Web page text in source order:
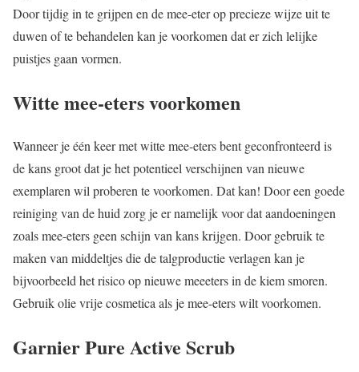
Door tijdig in te grijpen en de mee-eter op precieze wijze uit te
duwen of te behandelen kan je voorkomen dat er zich lelijke
puistjes gaan vormen.
Witte mee-eters voorkomen
Wanneer je één keer met witte mee-eters bent geconfronteerd is
de kans groot dat je het potentieel verschijnen van nieuwe
exemplaren wil proberen te voorkomen. Dat kan! Door een goede
reiniging van de huid zorg je er namelijk voor dat aandoeningen
zoals mee-eters geen schijn van kans krijgen. Door gebruik te
maken van middeltjes die de talgproductie verlagen kan je
bijvoorbeeld het risico op nieuwe meeeters in de kiem smoren.
Gebruik olie vrije cosmetica als je mee-eters wilt voorkomen.
Garnier Pure Active Scrub